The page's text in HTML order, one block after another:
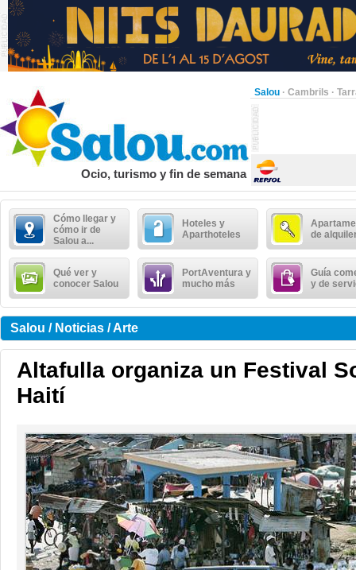
Salou · Cambrils ·
Ocio, turismo y fin de semana
Cómo llegar y
cómo ir de
Salou a...
Hoteles y
Aparthoteles
de
Qué ver y
conocer Salou
PortAventura y
mucho más
Guía
y de
Salou / Noticias / Arte
Altafulla organiza un Festival
Haití